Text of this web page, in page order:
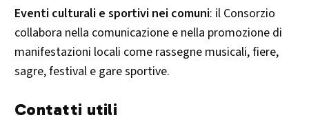
Eventi culturali e sportivi nei comuni: il Consorzio
collabora nella comunicazione e nella promozione di
manifestazioni locali come rassegne musicali, fiere,
sagre, festival e gare sportive.
Contatti utili